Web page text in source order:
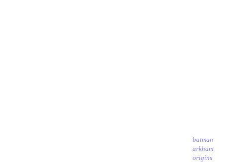
batman
arkham
origins